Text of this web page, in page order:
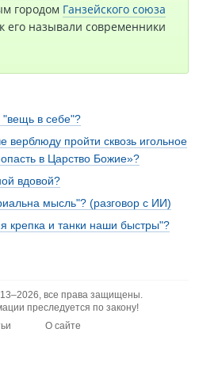
городом Ганзейского союза
его называли современники
"вещь в себе"?
верблюду пройти сквозь игольное
в Царство Божие»?
вдовой?
мысль"? (разговор с ИИ)
крепка и танки наши быстры"?
все права защищены.
преследуется по закону!
О сайте